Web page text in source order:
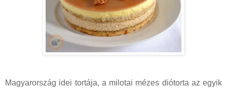
Magyarország idei tortája, a milotai mézes diótorta az egyik